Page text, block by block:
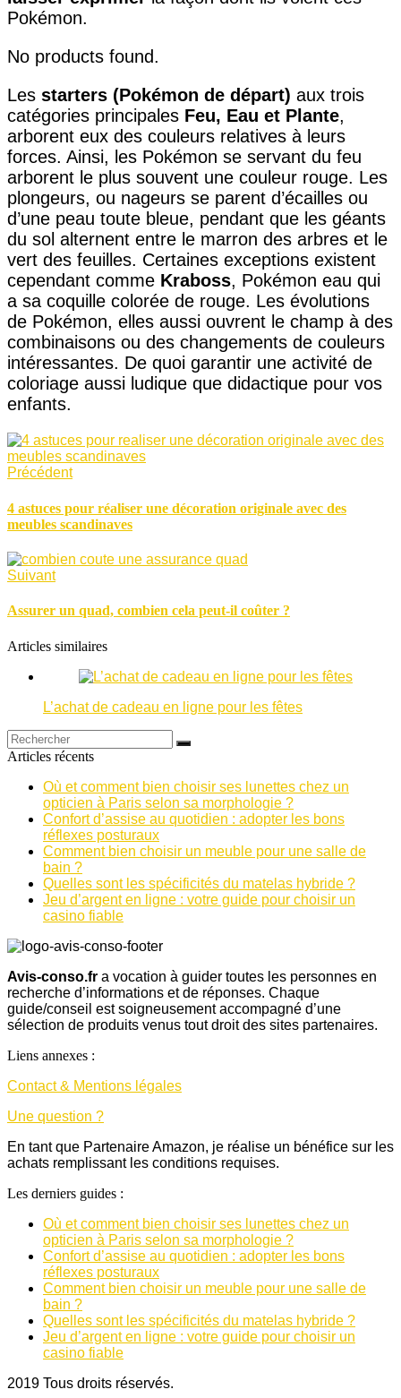
Pokémon.
No products found.
Les starters (Pokémon de départ) aux trois
catégories principales Feu, Eau et Plante,
arborent eux des couleurs relatives à leurs
forces. Ainsi, les Pokémon se servant du feu
arborent le plus souvent une couleur rouge. Les
plongeurs, ou nageurs se parent d’écailles ou
d’une peau toute bleue, pendant que les géants
du sol alternent entre le marron des arbres et le
vert des feuilles. Certaines exceptions existent
cependant comme Kraboss, Pokémon eau qui
a sa coquille colorée de rouge. Les évolutions
de Pokémon, elles aussi ouvrent le champ à des
combinaisons ou des changements de couleurs
intéressantes. De quoi garantir une activité de
coloriage aussi ludique que didactique pour vos
enfants.
Précédent
4 astuces pour réaliser une décoration originale avec des
meubles scandinaves
Suivant
Assurer un quad, combien cela peut-il coûter ?
Articles similaires
L’achat de cadeau en ligne pour les fêtes
Articles récents
Où et comment bien choisir ses lunettes chez un
opticien à Paris selon sa morphologie ?
Confort d’assise au quotidien : adopter les bons
réflexes posturaux
Comment bien choisir un meuble pour une salle de
bain ?
Quelles sont les spécificités du matelas hybride ?
Jeu d’argent en ligne : votre guide pour choisir un
casino fiable
Avis-conso.fr a vocation à guider toutes les personnes en
recherche d’informations et de réponses. Chaque
guide/conseil est soigneusement accompagné d’une
sélection de produits venus tout droit des sites partenaires.
Liens annexes :
Contact & Mentions légales
Une question ?
En tant que Partenaire Amazon, je réalise un bénéfice sur les
achats remplissant les conditions requises.
Les derniers guides :
Où et comment bien choisir ses lunettes chez un
opticien à Paris selon sa morphologie ?
Confort d’assise au quotidien : adopter les bons
réflexes posturaux
Comment bien choisir un meuble pour une salle de
bain ?
Quelles sont les spécificités du matelas hybride ?
Jeu d’argent en ligne : votre guide pour choisir un
casino fiable
2019 Tous droits réservés.